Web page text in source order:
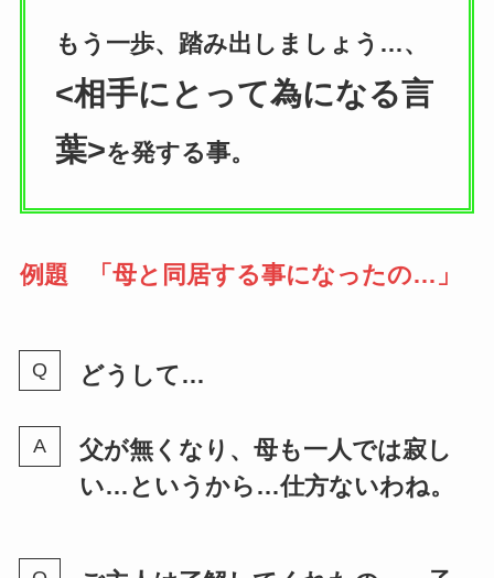
もう一歩、踏み出しましょう…、
<相手にとって為になる言
葉>を発する事。
例題 「母と同居する事になったの…」
どうして…
父が無くなり、母も一人では寂し
い…というから…仕方ないわね。